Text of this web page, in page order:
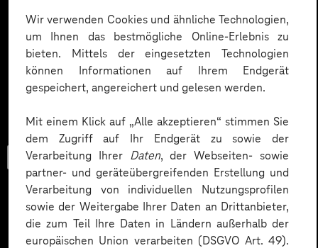
Wir verwenden Cookies und ähnliche Technologien,
um Ihnen das bestmögliche Online-Erlebnis zu
bieten. Mittels der eingesetzten Technologien
können Informationen auf Ihrem Endgerät
gespeichert, angereichert und gelesen werden.
Mit einem Klick auf „Alle akzeptieren“ stimmen Sie
dem Zugriff auf Ihr Endgerät zu sowie der
Verarbeitung Ihrer Daten, der Webseiten- sowie
partner- und geräteübergreifenden Erstellung und
Verarbeitung von individuellen Nutzungsprofilen
sowie der Weitergabe Ihrer Daten an Drittanbieter,
die zum Teil Ihre Daten in Ländern außerhalb der
europäischen Union verarbeiten (DSGVO Art. 49).
Checkliste
Datenschutz in KI-Projekten